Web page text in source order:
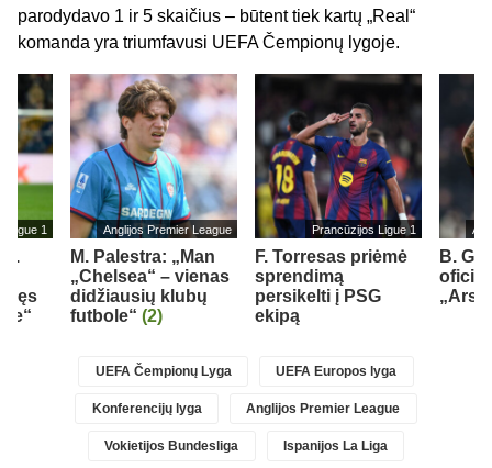
parodydavo 1 ir 5 skaičius – būtent tiek kartų „Real“
komanda yra triumfavusi UEFA Čempionų lygoje.
Ligue 1 Anglijos Premier League
M. Palestra: „Man
„Chelsea“ – vienas
didžiausių klubų
futbole“ (2)
Prancūzijos Ligue 1
F. Torresas priėmė
sprendimą
persikelti į PSG
ekipą
B.
UEFA Čempionų Lyga UEFA Europos lyga
Konferencijų lyga Anglijos Premier League
Vokietijos Bundesliga Ispanijos La Liga